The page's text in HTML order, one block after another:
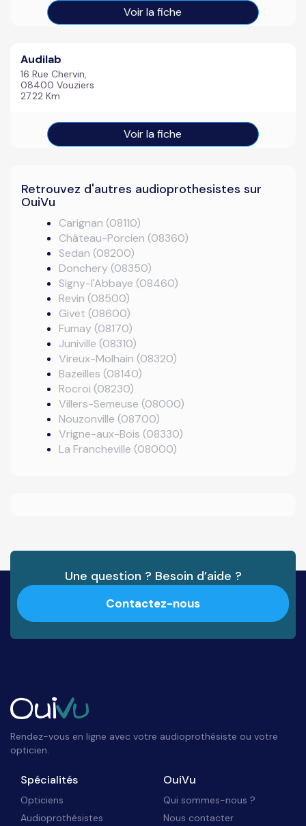
Voir la fiche
Audilab
16 Rue Chervin,
08400 Vouziers
27.22 Km
Voir la fiche
Retrouvez d'autres audioprothesistes sur
OuiVu
Carignan (08110)
Château-Porcien (08360)
Sedan (08200)
Donchery (08350)
Signy-l'Abbaye (08460)
Revin (08500)
Givet (08600)
Fumay (08170)
Juniville (08310)
Vireux-Molhain (08320)
Bazeilles (08140)
Rocroi (08230)
Villers-Semeuse (08000)
Nouzonville (08700)
Vrigne-aux-Bois (08330)
La Francheville (08000)
Une question ? Besoin d’aide ?
Contactez-nous
Rendez-vous en ligne avec votre audioprothésiste ou votre
opticien.
Spécialités
Opticiens
Audioprothésistes
OuiVu
Qui sommes-nous ?
Nous contacter